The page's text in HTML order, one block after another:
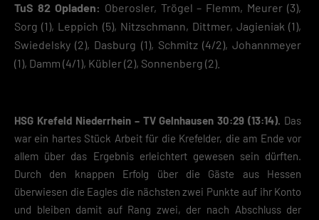
TuS 82 Opladen: Oberosler, Trögel – Flemm, Meurer (3),
Sorg (1), Leppich (5), Nitzschmann, Dittmer, Jagieniak (1),
Swiedelsky (2), Dasburg (1), Schmitz (4/2), Johannmeyer
(1), Damm (4/1), Kübler (2), Sonnenberg (2).
HSG Krefeld Niederrhein – TV Gelnhausen 30:29 (13:14). Das
war ein hartes Stück Arbeit für die Krefelder, die am Ende vor
allem über das Ergebnis erleichtert gewesen sein dürften.
Durch den knappen Erfolg über die Gäste aus Hessen
überwiesen die Eagles die nächsten zwei Punkte auf ihr Konto
und bleiben damit auf Rang zwei, der nach Abschluss der